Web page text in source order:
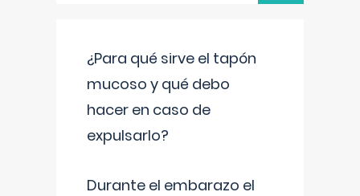
¿Para qué sirve el tapón
mucoso y qué debo
hacer en caso de
expulsarlo?
Durante el embarazo el